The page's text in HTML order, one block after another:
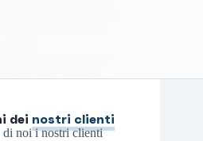
dei nostri clienti
di noi i nostri clienti